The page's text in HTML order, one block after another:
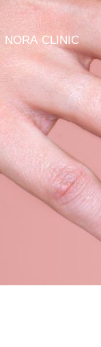
NORA CLINIC